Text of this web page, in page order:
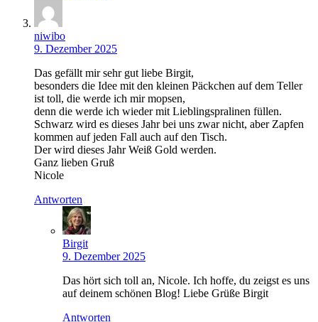
niwibo
9. Dezember 2025
Das gefällt mir sehr gut liebe Birgit,
besonders die Idee mit den kleinen Päckchen auf dem Teller
ist toll, die werde ich mir mopsen,
denn die werde ich wieder mit Lieblingspralinen füllen.
Schwarz wird es dieses Jahr bei uns zwar nicht, aber Zapfen
kommen auf jeden Fall auch auf den Tisch.
Der wird dieses Jahr Weiß Gold werden.
Ganz lieben Gruß
Nicole
Antworten
Birgit
9. Dezember 2025
Das hört sich toll an, Nicole. Ich hoffe, du zeigst es uns
auf deinem schönen Blog! Liebe Grüße Birgit
Antworten